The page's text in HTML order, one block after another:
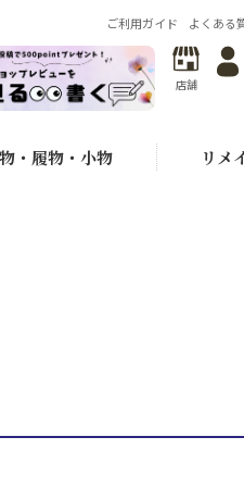
ご利用ガイド よくある
店舗
・履物・小物 リメ